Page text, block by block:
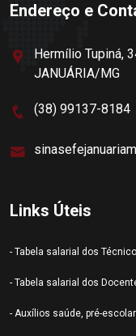
Endereço e
Hermílio Tupiná,
JANUÁRIA/MG
(38) 99137-8184
Links Úteis
- Tabela salarial dos
- Tabela salarial dos
- Auxílios saúde, pré-